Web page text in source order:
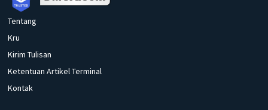
Tentang
Kru
Kirim Tulisan
Ketentuan Artikel Terminal
Kontak